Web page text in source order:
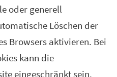
oder generell
Löschen der
Browsers aktivieren. Bei
kann die
eingeschränkt sein.